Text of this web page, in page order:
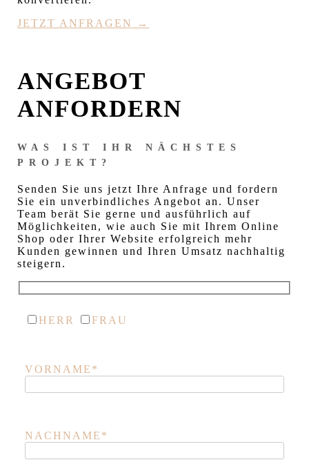
JETZT ANFRAGEN →
ANGEBOT
ANFORDERN
WAS IST IHR NÄCHSTES
PROJEKT?
Senden Sie uns jetzt Ihre Anfrage und fordern
Sie ein unverbindliches Angebot an. Unser
Team berät Sie gerne und ausführlich auf
Möglichkeiten, wie auch Sie mit Ihrem Online
Shop oder Ihrer Website erfolgreich mehr
Kunden gewinnen und Ihren Umsatz nachhaltig
steigern.
HERR FRAU
VORNAME*
NACHNAME*